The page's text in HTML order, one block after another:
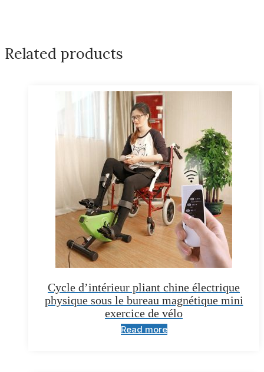
Related products
Cycle d’intérieur pliant chine électrique
physique sous le bureau magnétique mini
exercice de vélo
Read more